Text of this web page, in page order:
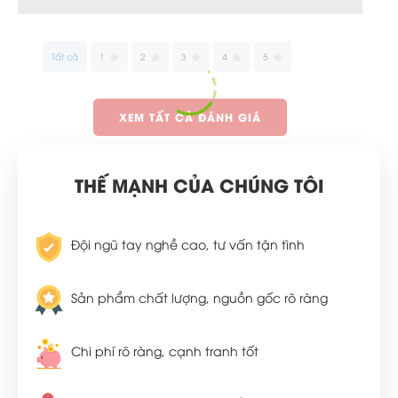
Tất cả 1 2 3 4 5
XEM TẤT CẢ ĐÁNH GIÁ
THẾ MẠNH CỦA CHÚNG TÔI
Đội ngũ tay nghề cao, tư vấn tận tình
Sản phẩm chất lượng, nguồn gốc rõ ràng
Chi phí rõ ràng, cạnh tranh tốt